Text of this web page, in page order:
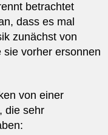
betrachtet
dass es mal
zunächst von
vorher ersonnen
von einer
die sehr